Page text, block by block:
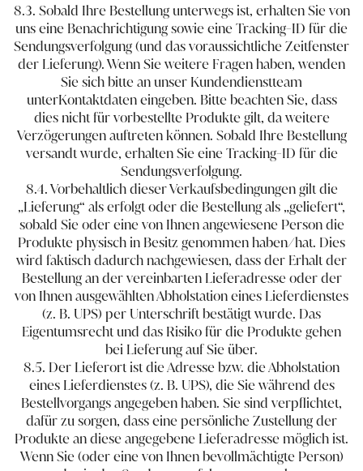
8.3. Sobald Ihre Bestellung unterwegs ist, erhalten Sie von
uns eine Benachrichtigung sowie eine Tracking-ID für die
Sendungsverfolgung (und das voraussichtliche Zeitfenster
der Lieferung). Wenn Sie weitere Fragen haben, wenden
Sie sich bitte an unser Kundendienstteam
unterKontaktdaten eingeben. Bitte beachten Sie, dass
dies nicht für vorbestellte Produkte gilt, da weitere
Verzögerungen auftreten können. Sobald Ihre Bestellung
versandt wurde, erhalten Sie eine Tracking-ID für die
Sendungsverfolgung.
8.4. Vorbehaltlich dieser Verkaufsbedingungen gilt die
„Lieferung“ als erfolgt oder die Bestellung als „geliefert“,
sobald Sie oder eine von Ihnen angewiesene Person die
Produkte physisch in Besitz genommen haben/hat. Dies
wird faktisch dadurch nachgewiesen, dass der Erhalt der
Bestellung an der vereinbarten Lieferadresse ​oder der
von Ihnen ausgewählten Abholstation eines Lieferdienstes
(z. B. UPS) ​per Unterschrift bestätigt wurde. Das
Eigentumsrecht und das Risiko für die Produkte gehen
bei Lieferung auf Sie über.
8.5. Der Lieferort ist die Adresse​ bzw. die Abholstation
eines Lieferdienstes (z. B. UPS)​, die Sie während des
Bestellvorgangs angegeben haben. Sie sind verpflichtet,
dafür zu sorgen, dass eine persönliche Zustellung der
Produkte an diese angegebene Lieferadresse möglich ist.
Wenn Sie (oder eine von Ihnen bevollmächtigte Person)